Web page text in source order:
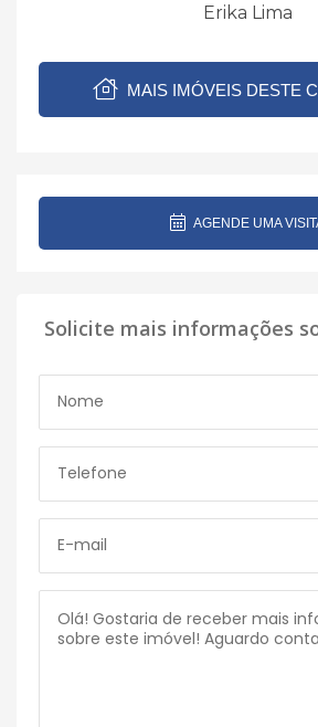
Erika Lima
MAIS IMÓVEIS DESTE
AGENDE UMA
Solicite mais informações